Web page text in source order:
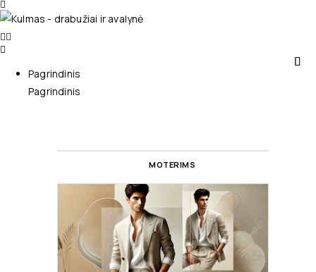
Pagrindinis
Pagrindinis
MOTERIMS